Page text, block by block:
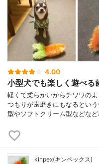
4.00
小型犬でも楽しく遊べる
軽くて柔らかいからチワワの
つもりが歯磨きにもなるとい
型やソフトクリーム型などな
kinpex(キンペックス)